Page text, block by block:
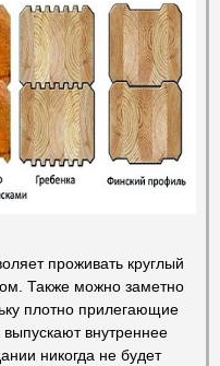
проживать круглый
Также можно заметно
плотно прилегающие
выпускают внутреннее
никогда не будет